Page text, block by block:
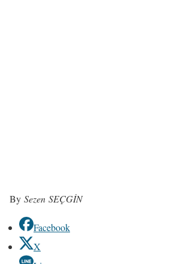
By Sezen SEÇGİN
Facebook
X